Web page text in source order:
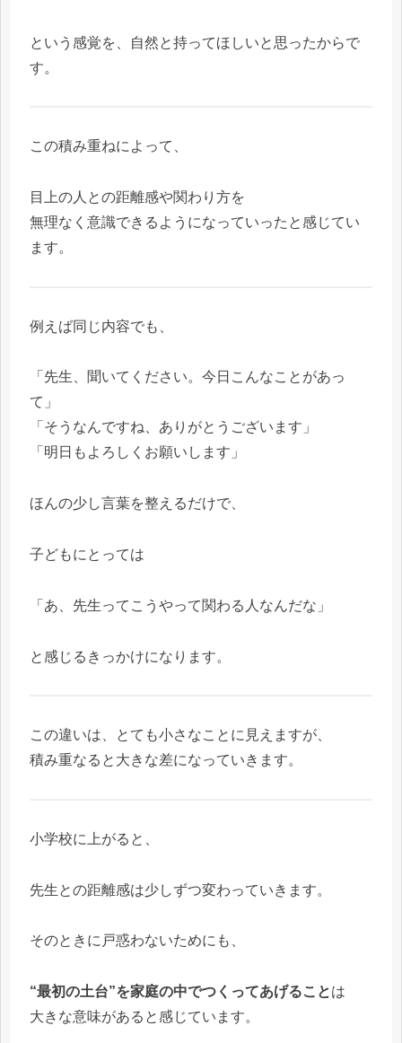
という感覚を、自然と持ってほしいと思ったからで
す。
この積み重ねによって、
目上の人との距離感や関わり方を
無理なく意識できるようになっていったと感じてい
ます。
例えば同じ内容でも、
「先生、聞いてください。今日こんなことがあっ
て」
「そうなんですね、ありがとうございます」
「明日もよろしくお願いします」
ほんの少し言葉を整えるだけで、
子どもにとっては
「あ、先生ってこうやって関わる人なんだな」
と感じるきっかけになります。
この違いは、とても小さなことに見えますが、
積み重なると大きな差になっていきます。
小学校に上がると、
先生との距離感は少しずつ変わっていきます。
そのときに戸惑わないためにも、
“最初の土台”を家庭の中でつくってあげることは
大きな意味があると感じています。